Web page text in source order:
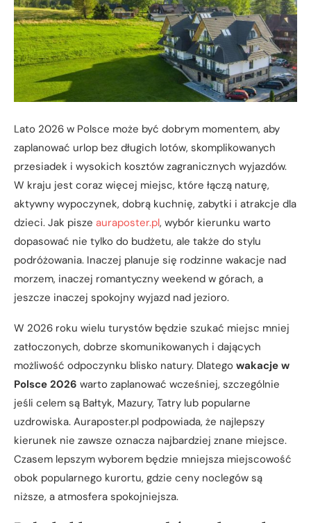
Lato 2026 w Polsce może być dobrym momentem, aby
zaplanować urlop bez długich lotów, skomplikowanych
przesiadek i wysokich kosztów zagranicznych wyjazdów.
W kraju jest coraz więcej miejsc, które łączą naturę,
aktywny wypoczynek, dobrą kuchnię, zabytki i atrakcje dla
dzieci. Jak pisze auraposter.pl, wybór kierunku warto
dopasować nie tylko do budżetu, ale także do stylu
podróżowania. Inaczej planuje się rodzinne wakacje nad
morzem, inaczej romantyczny weekend w górach, a
jeszcze inaczej spokojny wyjazd nad jezioro.
W 2026 roku wielu turystów będzie szukać miejsc mniej
zatłoczonych, dobrze skomunikowanych i dających
możliwość odpoczynku blisko natury. Dlatego wakacje w
Polsce 2026 warto zaplanować wcześniej, szczególnie
jeśli celem są Bałtyk, Mazury, Tatry lub popularne
uzdrowiska. Auraposter.pl podpowiada, że najlepszy
kierunek nie zawsze oznacza najbardziej znane miejsce.
Czasem lepszym wyborem będzie mniejsza miejscowość
obok popularnego kurortu, gdzie ceny noclegów są
niższe, a atmosfera spokojniejsza.